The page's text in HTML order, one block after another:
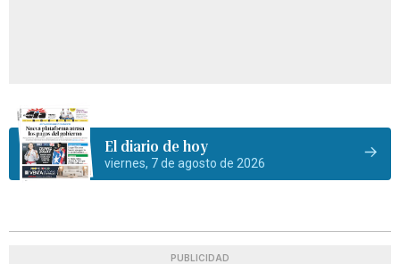
El diario de hoy
viernes, 7 de agosto de 2026
PUBLICIDAD